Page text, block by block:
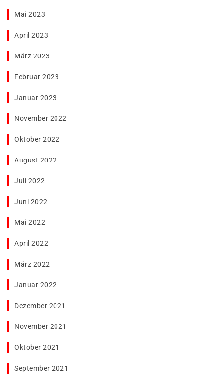
Mai 2023
April 2023
März 2023
Februar 2023
Januar 2023
November 2022
Oktober 2022
August 2022
Juli 2022
Juni 2022
Mai 2022
April 2022
März 2022
Januar 2022
Dezember 2021
November 2021
Oktober 2021
September 2021